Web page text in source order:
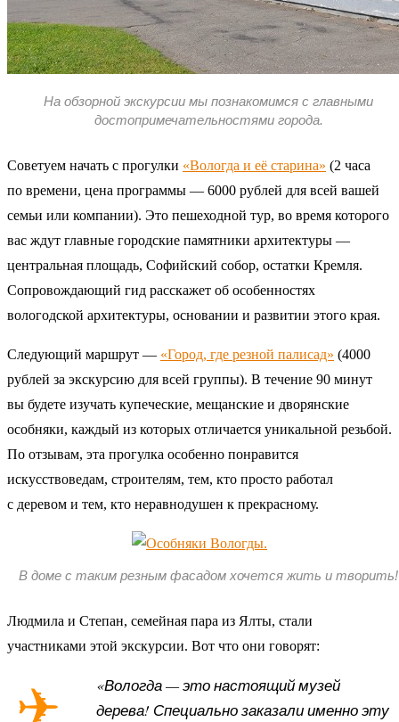
На обзорной экскурсии мы познакомимся с главными
достопримечательностями города.
Советуем начать с прогулки «Вологда и её старина» (2 часа
по времени, цена программы — 6000 рублей для всей вашей
семьи или компании). Это пешеходной тур, во время которого
вас ждут главные городские памятники архитектуры —
центральная площадь, Софийский собор, остатки Кремля.
Сопровождающий гид расскажет об особенностях
вологодской архитектуры, основании и развитии этого края.
Следующий маршрут — «Город, где резной палисад» (4000
рублей за экскурсию для всей группы). В течение 90 минут
вы будете изучать купеческие, мещанские и дворянские
особняки, каждый из которых отличается уникальной резьбой.
По отзывам, эта прогулка особенно понравится
искусствоведам, строителям, тем, кто просто работал
с деревом и тем, кто неравнодушен к прекрасному.
В доме с таким резным фасадом хочется жить и творить!
Людмила и Степан, семейная пара из Ялты, стали
участниками этой экскурсии. Вот что они говорят:
«Вологда — это настоящий музей
дерева! Специально заказали именно эту